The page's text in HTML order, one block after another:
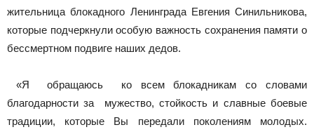
жительница блокадного Ленинграда Евгения Синильникова,
которые подчеркнули особую важность сохранения памяти о
бессмертном подвиге наших дедов.
«Я обращаюсь ко всем блокадникам со словами
благодарности за мужество, стойкость и славные боевые
традиции, которые Вы передали поколениям молодых.